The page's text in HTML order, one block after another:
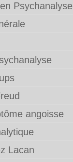
Psychanalyse
angoisse
Lacan